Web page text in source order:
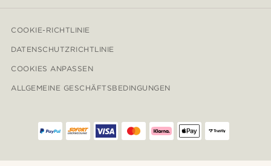
COOKIE-RICHTLINIE
DATENSCHUTZRICHTLINIE
COOKIES ANPASSEN
ALLGEMEINE GESCHÄFTSBEDINGUNGEN